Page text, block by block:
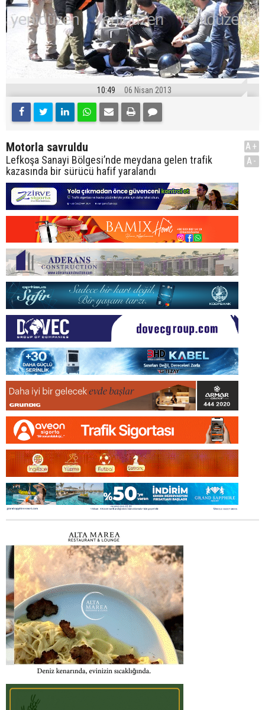
10:49 06 Nisan 2013
Motorla savruldu
Lefkoşa Sanayi Bölgesi’nde meydana gelen trafik
kazasında bir sürücü hafif yaralandı
A+
A-